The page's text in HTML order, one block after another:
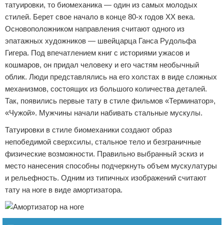
татуировки, то биомеханика — один из самых молодых
стилей. Берет свое начало в конце 80-х годов XX века.
Основоположником направления считают одного из
эпатажных художников — швейцарца Ганса Рудольфа
Гигера. Под впечатлением книг с историями ужасов и
кошмаров, он придал человеку и его частям необычный
облик. Люди представлялись на его холстах в виде сложных
механизмов, состоящих из большого количества деталей.
Так, появились первые тату в стиле фильмов «Терминатор»,
«Чужой». Мужчины начали набивать стальные мускулы.
Татуировки в стиле биомеханики создают образ
непобедимой сверхсилы, стальное тело и безграничные
физические возможности. Правильно выбранный эскиз и
место нанесения способны подчеркнуть объем мускулатуры
и рельефность. Одним из типичных изображений считают
тату на ноге в виде амортизатора.